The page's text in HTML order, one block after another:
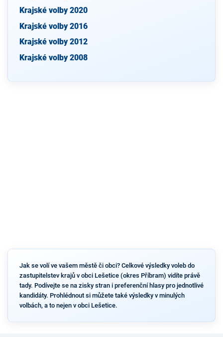
Krajské volby 2020
Krajské volby 2016
Krajské volby 2012
Krajské volby 2008
Jak se volí ve vašem městě či obci? Celkové výsledky voleb do
zastupitelstev krajů v obci Lešetice (okres Příbram) vidíte právě
tady. Podívejte se na zisky stran i preferenční hlasy pro jednotlivé
kandidáty. Prohlédnout si můžete také výsledky v minulých
volbách, a to nejen v obci Lešetice.